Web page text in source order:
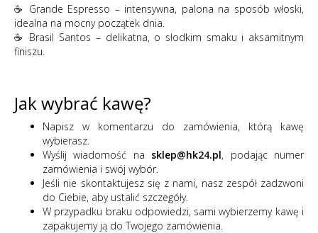
☕ Grande Espresso – intensywna, palona na sposób włoski,
idealna na mocny początek dnia.
☕ Brasil Santos – delikatna, o słodkim smaku i aksamitnym
finiszu.
Jak wybrać kawę?
Napisz w komentarzu do zamówienia, którą kawę
wybierasz.
Wyślij wiadomość na sklep@hk24.pl, podając numer
zamówienia i swój wybór.
Jeśli nie skontaktujesz się z nami, nasz zespół zadzwoni
do Ciebie, aby ustalić szczegóły.
W przypadku braku odpowiedzi, sami wybierzemy kawę i
zapakujemy ją do Twojego zamówienia.